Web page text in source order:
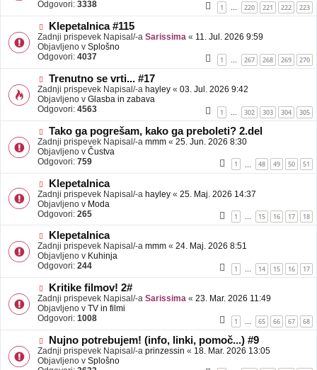
e
e
b
a
v
e
Odgovori: 3338 1 … 220 221 222 223
N
o
v
e
b
a
v
e
Klepetalnica #115
Zadnji prispevek Napisal/-a Sarissima « 11. Jul. 2026 9:59
Objavljeno v Splošno
Odgovori: 4037 1 … 267 268 269 270
N
o
v
e
b
a
v
e
Trenutno se vrti... #17
Zadnji prispevek Napisal/-a hayley « 03. Jul. 2026 9:42
Objavljeno v Glasba in zabava
Odgovori: 4563 1 302 303 304 305
N
o
v
e
o
b
a
v
e
Tako ga pogrešam, kako ga preboleti? 2.del
Zadnji prispevek Napisal/-a mmm « 25. Jun. 2026 8:30
Objavljeno v Čustva
Odgovori: 759 1 48 49 50 51
N
o
v
e
o
b
a
v
e
Klepetalnica
Zadnji prispevek Napisal/-a hayley « 25. Maj. 2026 14:37
Objavljeno v Moda
Odgovori: 265 1 … 15 16 17 18
N
o
v
e
b
a
v
e
Klepetalnica
Zadnji prispevek Napisal/-a mmm « 24. Maj. 2026 8:51
Objavljeno v Kuhinja
Odgovori: 244 1 … 14 15 16 17
N
o
v
e
b
a
v
Kritike filmov! 2#
Zadnji prispevek Napisal/-a Sarissima « 23. Mar. 2026 11:49
Objavljeno v TV in filmi
Odgovori: 1008 1 … 65 66 67 68
N
o
v
Nujno potrebujem! (info, linki, pomoč...) #9
Zadnji prispevek Napisal/-a prinzessin « 18. Mar. 2026 13:05
Objavljeno v Splošno